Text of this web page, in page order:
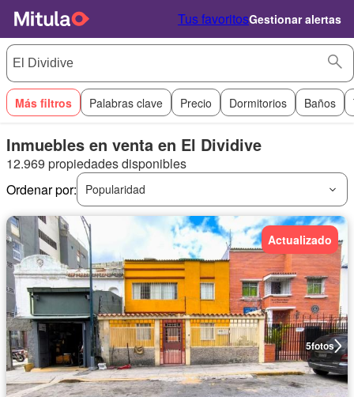
Tus favoritosGestionar alertas
Más filtros Palabras clave Precio Dormitorios Baños
Inmuebles en venta en El Dividive
12.969 propiedades disponibles
Ordenar por:
Popularidad
5fotos
Actualizado